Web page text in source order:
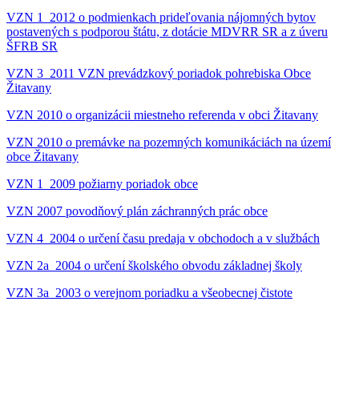
VZN 1_2012 o podmienkach prideľovania nájomných bytov
postavených s podporou štátu, z dotácie MDVRR SR a z úveru
ŠFRB SR
VZN 3_2011 VZN prevádzkový poriadok pohrebiska Obce
Žitavany
VZN 2010 o organizácii miestneho referenda v obci Žitavany
VZN 2010 o premávke na pozemných komunikáciách na území
obce Žitavany
VZN 1_2009 požiarny poriadok obce
VZN 2007 povodňový plán záchranných prác obce
VZN 4_2004 o určení času predaja v obchodoch a v službách
VZN 2a_2004 o určení školského obvodu základnej školy
VZN 3a_2003 o verejnom poriadku a všeobecnej čistote